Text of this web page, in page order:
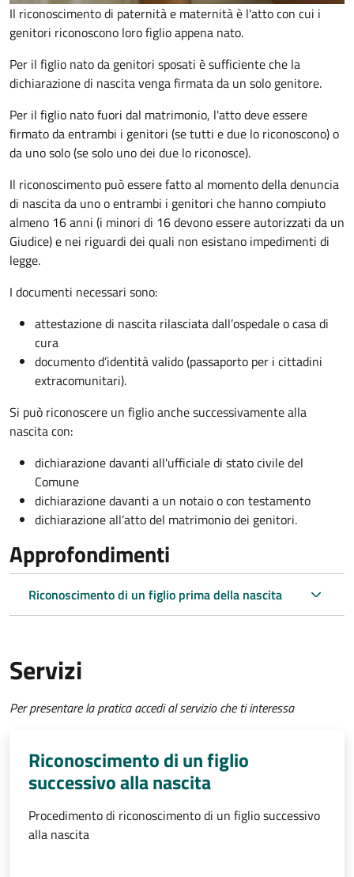
Il riconoscimento di paternità e maternità è l'atto con cui i
genitori riconoscono loro figlio appena nato.
Per il figlio nato da genitori sposati è sufficiente che la
dichiarazione di nascita venga firmata da un solo genitore.
Per il figlio nato fuori dal matrimonio, l'atto deve essere
firmato da entrambi i genitori (se tutti e due lo riconoscono) o
da uno solo (se solo uno dei due lo riconosce).
Il riconoscimento può essere fatto al momento della denuncia
di nascita da uno o entrambi i genitori che hanno compiuto
almeno 16 anni (i minori di 16 devono essere autorizzati da un
Giudice) e nei riguardi dei quali non esistano impedimenti di
legge.
I documenti necessari sono:
attestazione di nascita rilasciata dall’ospedale o casa di
cura
documento d’identità valido (passaporto per i cittadini
extracomunitari).
Si può riconoscere un figlio anche successivamente alla
nascita con:
dichiarazione davanti all'ufficiale di stato civile del
Comune
dichiarazione davanti a un notaio o con testamento
dichiarazione all’atto del matrimonio dei genitori.
Approfondimenti
Riconoscimento di un figlio prima della nascita
Servizi
Per presentare la pratica accedi al servizio che ti interessa
Riconoscimento di un figlio
successivo alla nascita
Procedimento di riconoscimento di un figlio successivo
alla nascita